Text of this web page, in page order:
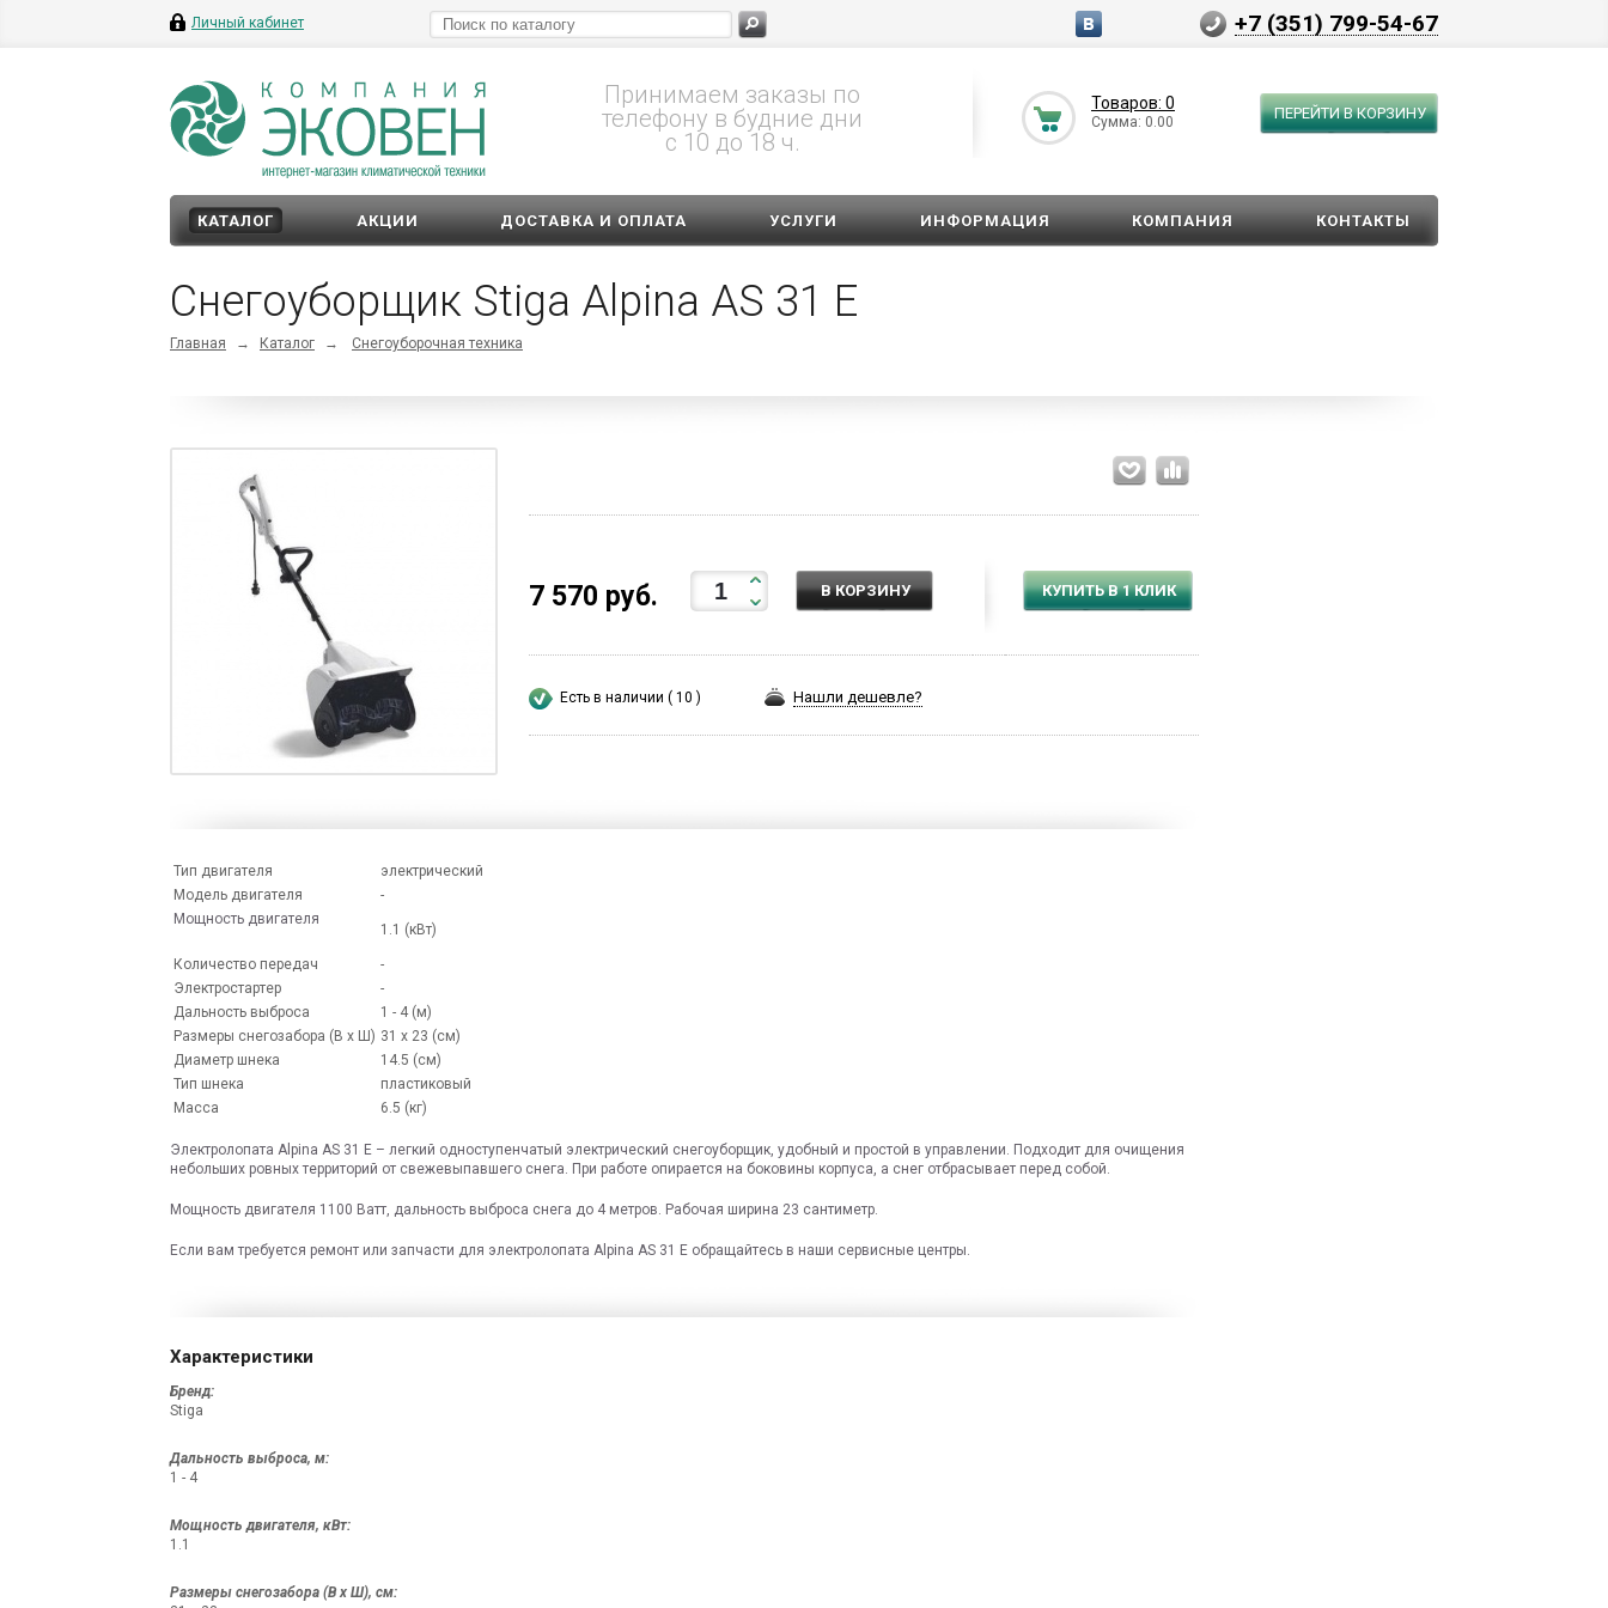
Личный кабинет +7 (351) 799-54-67
Принимаем заказы по
телефону в будние дни
с 10 до 18 ч.
Товаров: 0
Сумма: 0.00
ПЕРЕЙТИ В КОРЗИНУ
КАТАЛОГ АКЦИИ ДОСТАВКА И ОПЛАТА УСЛУГИ ИНФОРМАЦИЯ КОМПАНИЯ КОНТАКТЫ
Снегоуборщик Stiga Alpina AS 31 E
Главная → Каталог → Снегоуборочная техника
7 570 руб. В КОРЗИНУ КУПИТЬ В 1 КЛИК
Есть в наличии ( 10 ) Нашли дешевле?
Тип двигателя
электрический
Модель двигателя
-
Мощность двигателя
1.1 (кВт)
Количество передач
-
Электростартер
-
Дальность выброса
1 - 4 (м)
Размеры снегозабора (В x Ш) 31 x 23 (см)
Диаметр шнека
14.5 (см)
Тип шнека
пластиковый
Масса
6.5 (кг)
Электролопата Alpina AS 31 E – легкий одноступенчатый электрический снегоуборщик, удобный и простой в управлении. Подходит для очищения
небольших ровных территорий от свежевыпавшего снега. При работе опирается на боковины корпуса, а снег отбрасывает перед собой.
Мощность двигателя 1100 Ватт, дальность выброса снега до 4 метров. Рабочая ширина 23 сантиметр.
Если вам требуется ремонт или запчасти для электролопата Alpina AS 31 E обращайтесь в наши сервисные центры.
Характеристики
Бренд:
Stiga
Дальность выброса, м:
1 - 4
Мощность двигателя, кВт:
1.1
Размеры снегозабора (В x Ш), см: